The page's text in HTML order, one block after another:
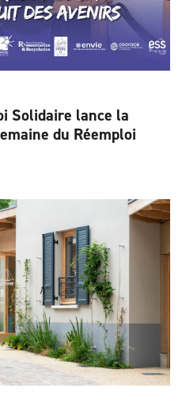
Solidaire lance la
du Réemploi